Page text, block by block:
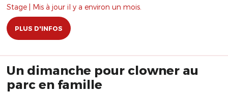
Stage | Mis à jour il y a environ un mois.
PLUS D'INFOS
Un dimanche pour clowner au
parc en famille